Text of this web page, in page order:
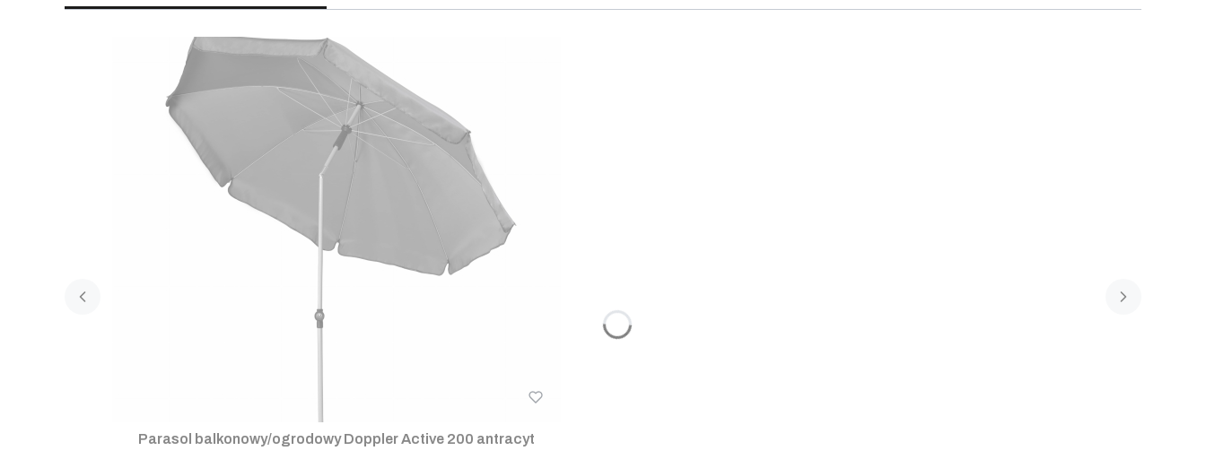
Parasol balkonowy/ogrodowy Doppler Active 200 antracyt